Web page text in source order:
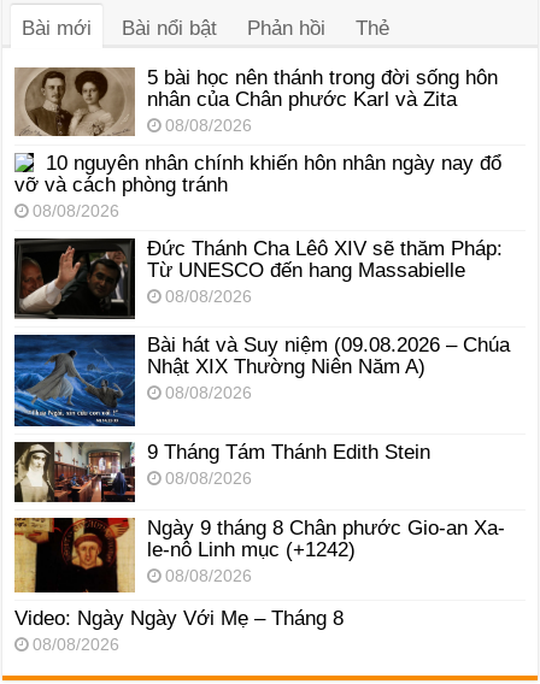
Bài mới
Bài nổi bật Phản hồi Thẻ
5 bài học nên thánh trong đời sống hôn
nhân của Chân phước Karl và Zita
08/08/2026
10 nguyên nhân chính khiến hôn nhân ngày nay đổ
vỡ và cách phòng tránh
08/08/2026
Đức Thánh Cha Lêô XIV sẽ thăm Pháp:
Từ UNESCO đến hang Massabielle
08/08/2026
Bài hát và Suy niệm (09.08.2026 – Chúa
Nhật XIX Thường Niên Năm A)
08/08/2026
9 Tháng Tám Thánh Edith Stein
08/08/2026
Ngày 9 tháng 8 Chân phước Gio-an Xa-
le-nô Linh mục (+1242)
08/08/2026
Video: Ngày Ngày Với Mẹ – Tháng 8
08/08/2026